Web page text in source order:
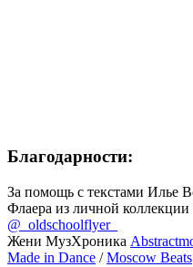
Благодарности:
За помощь с текстами Илье
Флаера из личной
@_oldschoolflyer_
Жени МузХроника
Made in Dance /Moscow Beats